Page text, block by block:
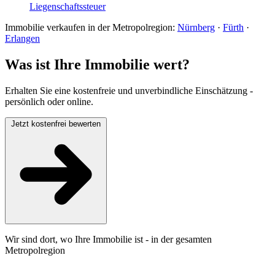
Liegenschaftssteuer
Immobilie verkaufen in der Metropolregion: Nürnberg · Fürth ·
Erlangen
Was ist Ihre Immobilie wert?
Erhalten Sie eine kostenfreie und unverbindliche Einschätzung -
persönlich oder online.
Wir sind dort, wo Ihre Immobilie ist - in der gesamten
Metropolregion